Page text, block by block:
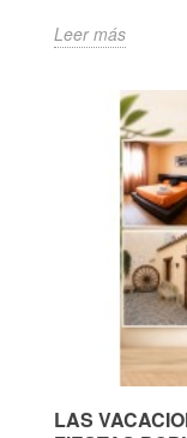
Leer más
LAS